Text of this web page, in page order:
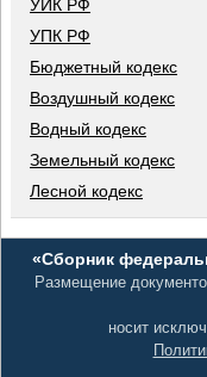
УИК РФ
УПК РФ
Бюджетный кодекс
Воздушный кодекс
Водный кодекс
Земельный кодекс
Лесной кодекс
«Сборник
Размещение
носит